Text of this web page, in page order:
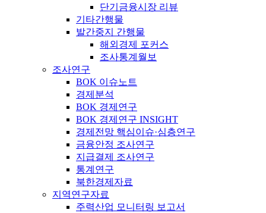
단기금융시장 리뷰
기타간행물
발간중지 간행물
해외경제 포커스
조사통계월보
조사연구
BOK 이슈노트
경제분석
BOK 경제연구
BOK 경제연구 INSIGHT
경제전망 핵심이슈·심층연구
금융안정 조사연구
지급결제 조사연구
통계연구
북한경제자료
지역연구자료
주력산업 모니터링 보고서